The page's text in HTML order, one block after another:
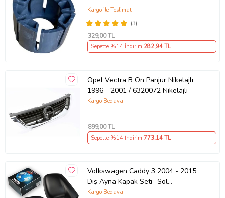
(3)
Kargo ile Teslimat
329,00 TL
Sepette %14 İndirim 282,94 TL
Opel Vectra B Ön Panjur Nikelajlı
1996 - 2001 / 6320072 Nikelajlı
Kargo Bedava
899,00 TL
Sepette %14 İndirim 773,14 TL
Volkswagen Caddy 3 2004 - 2015
Dış Ayna Kapak Seti -Sol
7E18575289 B9
Kargo Bedava